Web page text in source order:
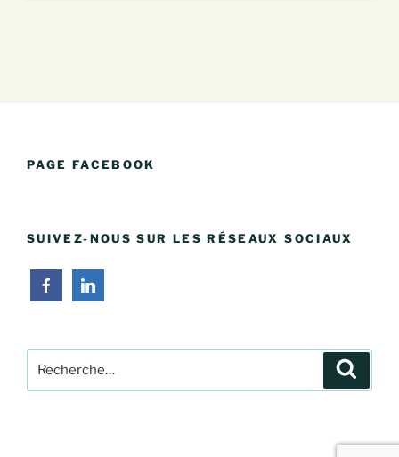
PAGE FACEBOOK
SUIVEZ-NOUS SUR LES RÉSEAUX SOCIAUX
pour